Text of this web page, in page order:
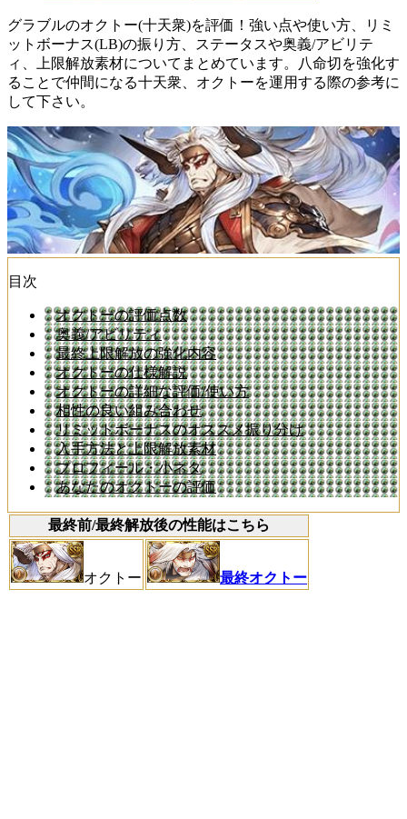
グラブルのオクトー(十天衆)を評価！強い点や使い方、リミ
ットボーナス(LB)の振り方、ステータスや奥義/アビリテ
ィ、上限解放素材についてまとめています。八命切を強化す
ることで仲間になる十天衆、オクトーを運用する際の参考に
して下さい。
目次
オクトーの評価点数
奥義/アビリティ
最終上限解放の強化内容
オクトーの仕様解説
オクトーの詳細な評価/使い方
相性の良い組み合わせ
リミットボーナスのオススメ振り分け
入手方法と上限解放素材
プロフィール・小ネタ
あなたのオクトーの評価
最終前/最終解放後の性能はこちら
オクトー 最終オクトー